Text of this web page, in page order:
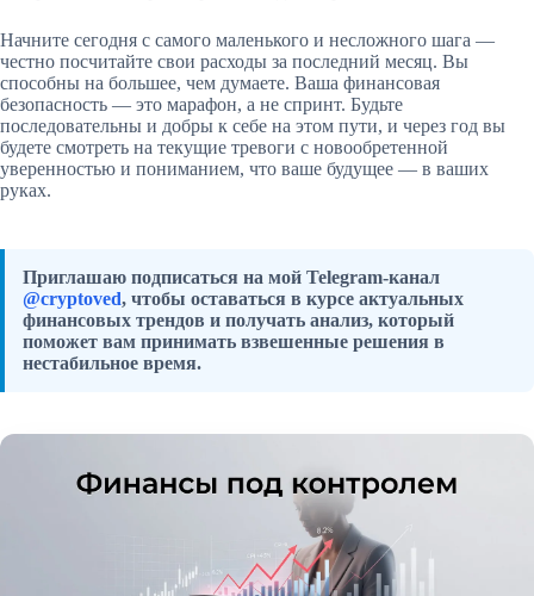
Начните сегодня с самого маленького и несложного шага —
честно посчитайте свои расходы за последний месяц. Вы
способны на большее, чем думаете. Ваша финансовая
безопасность — это марафон, а не спринт. Будьте
последовательны и добры к себе на этом пути, и через год вы
будете смотреть на текущие тревоги с новообретенной
уверенностью и пониманием, что ваше будущее — в ваших
руках.
Приглашаю подписаться на мой Telegram-канал
@cryptoved, чтобы оставаться в курсе актуальных
финансовых трендов и получать анализ, который
поможет вам принимать взвешенные решения в
нестабильное время.